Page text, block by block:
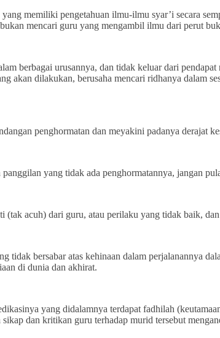
memiliki pengetahuan ilmu-ilmu syar’i secara
mencari guru yang mengambil ilmu dari perut
berbagai urusannya, dan tidak keluar dari
akan dilakukan, berusaha mencari ridhanya dalam
penghormatan dan meyakini padanya derajat
yang tidak ada penghormatannya, jangan
(tak acuh) dari guru, atau perilaku yang tidak baik,
tidak bersabar atas kehinaan dalam perjalanannya
di dunia dan akhirat.
yang didalamnya terdapat fadhilah
dan kritikan guru terhadap murid tersebut